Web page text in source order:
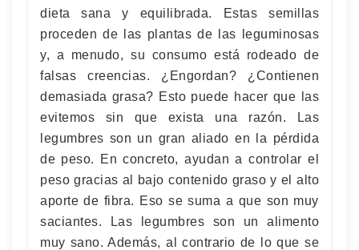
dieta sana y equilibrada. Estas semillas
proceden de las plantas de las leguminosas
y, a menudo, su consumo está rodeado de
falsas creencias. ¿Engordan? ¿Contienen
demasiada grasa? Esto puede hacer que las
evitemos sin que exista una razón. Las
legumbres son un gran aliado en la pérdida
de peso. En concreto, ayudan a controlar el
peso gracias al bajo contenido graso y el alto
aporte de fibra. Eso se suma a que son muy
saciantes. Las legumbres son un alimento
muy sano. Además, al contrario de lo que se